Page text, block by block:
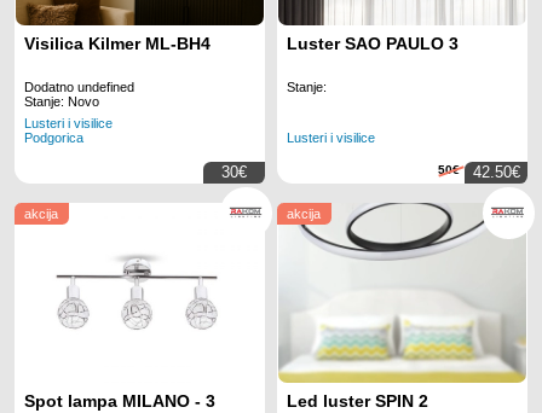
Visilica Kilmer ML-BH4
Dodatno undefined
Stanje: Novo
Lusteri i visilice
Podgorica
30€
Luster SAO PAULO 3
Stanje:
Lusteri i visilice
50€ 42.50€
akcija
Spot lampa MILANO - 3
akcija
Led luster SPIN 2